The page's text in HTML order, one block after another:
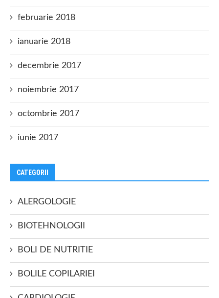
februarie 2018
ianuarie 2018
decembrie 2017
noiembrie 2017
octombrie 2017
iunie 2017
CATEGORII
ALERGOLOGIE
BIOTEHNOLOGII
BOLI DE NUTRITIE
BOLILE COPILARIEI